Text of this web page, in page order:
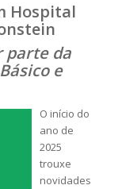
Hospital
parte da
e
O início do
ano de
2025
trouxe
novidades